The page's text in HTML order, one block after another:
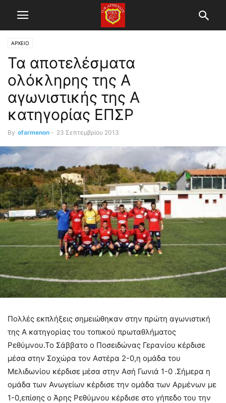
ΑΡΧΕΙΟ
Τα αποτελέσματα
ολόκληρης της Α
αγωνιστικής της Α
κατηγορίας ΕΠΣΡ
By ofarmenon - 23 Σεπτεμβρίου 2013
Πολλές εκπλήξεις σημειώθηκαν στην πρώτη αγωνιστική
της Α κατηγορίας του τοπικού πρωταθλήματος
Ρεθύμνου.Το Σάββατο ο Ποσειδώνας Γερανίου κέρδισε
μέσα στην Σοχώρα τον Αστέρα 2-0,η ομάδα του
Μελιδωνίου κέρδισε μέσα στην Ασή Γωνιά 1-0 .Σήμερα η
ομάδα των Ανωγείων κέρδισε την ομάδα των Αρμένων με
1-0,επίσης ο Άρης Ρεθύμνου κέρδισε στο γήπεδο του την